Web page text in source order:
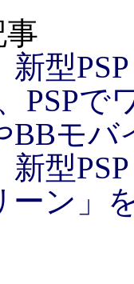
事
新型
PSP
BBモバ
新型
ーン」